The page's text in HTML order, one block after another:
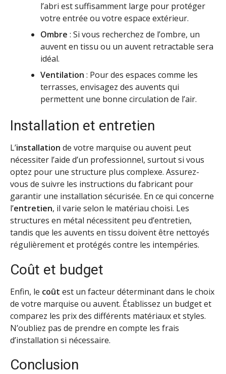
l’abri est suffisamment large pour protéger
votre entrée ou votre espace extérieur.
Ombre : Si vous recherchez de l’ombre, un
auvent en tissu ou un auvent retractable sera
idéal.
Ventilation : Pour des espaces comme les
terrasses, envisagez des auvents qui
permettent une bonne circulation de l’air.
Installation et entretien
L’installation de votre marquise ou auvent peut
nécessiter l’aide d’un professionnel, surtout si vous
optez pour une structure plus complexe. Assurez-
vous de suivre les instructions du fabricant pour
garantir une installation sécurisée. En ce qui concerne
l’entretien, il varie selon le matériau choisi. Les
structures en métal nécessitent peu d’entretien,
tandis que les auvents en tissu doivent être nettoyés
régulièrement et protégés contre les intempéries.
Coût et budget
Enfin, le coût est un facteur déterminant dans le choix
de votre marquise ou auvent. Établissez un budget et
comparez les prix des différents matériaux et styles.
N’oubliez pas de prendre en compte les frais
d’installation si nécessaire.
Conclusion